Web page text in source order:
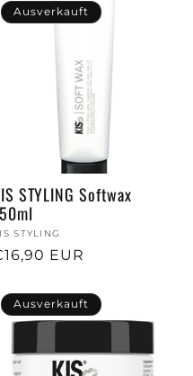
Ausverkauft
STYLING Softwax
STYLING
EUR
Ausverkauft